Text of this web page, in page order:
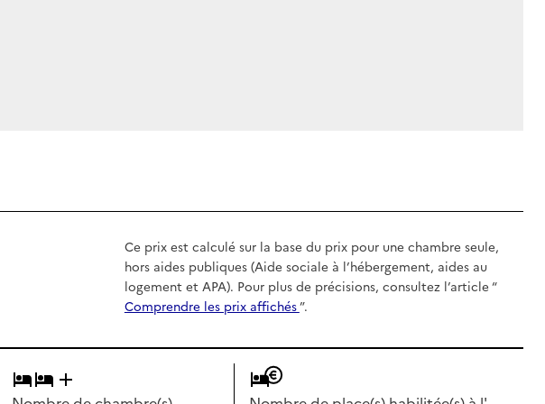
Ce prix est calculé sur la base du prix pour une chambre seule,
hors aides publiques (Aide sociale à l’hébergement, aides au
logement et APA). Pour plus de précisions, consultez l’article “
Comprendre les prix affichés”.